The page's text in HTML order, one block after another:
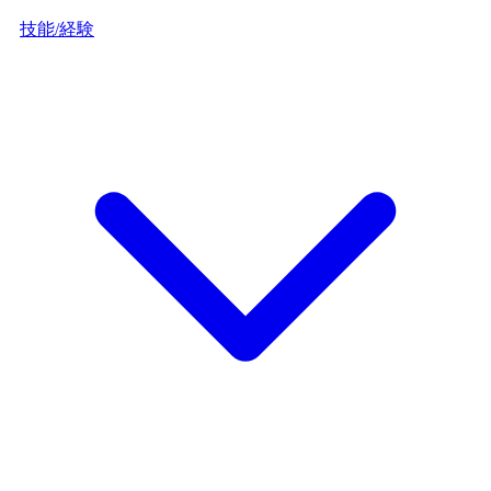
技能/経験